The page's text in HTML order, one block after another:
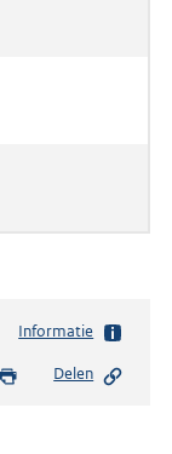
Informatie
Delen